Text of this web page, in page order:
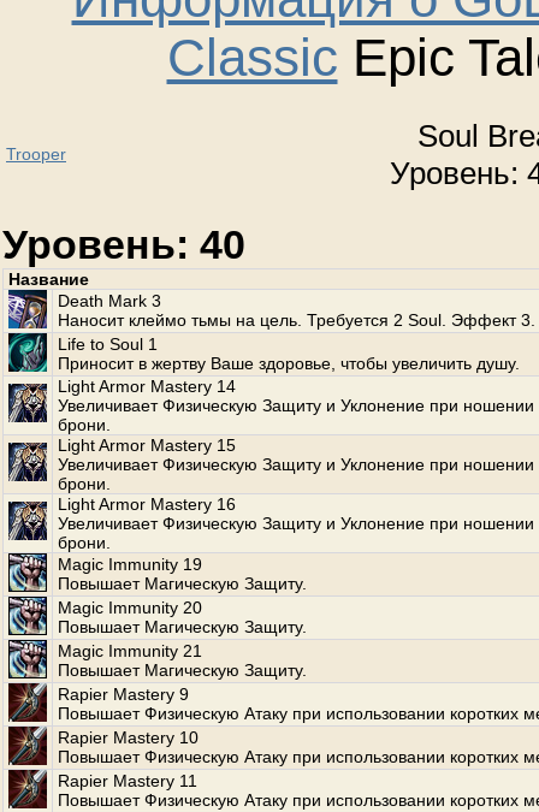
Classic Epic
Trooper
Soul
Уровень:
Уровень: 40
Название
Death Mark 3
Наносит клеймо тьмы на цель. Требуется 2 Soul. Эффект 3.
Life to Soul 1
Приносит в жертву Ваше здоровье, чтобы увеличить душу.
Light Armor Mastery 14
Увеличивает Физическую Защиту и Уклонение при ношении
брони.
Light Armor Mastery 15
Увеличивает Физическую Защиту и Уклонение при ношении
брони.
Light Armor Mastery 16
Увеличивает Физическую Защиту и Уклонение при ношении
брони.
Magic Immunity 19
Повышает Магическую Защиту.
Magic Immunity 20
Повышает Магическую Защиту.
Magic Immunity 21
Повышает Магическую Защиту.
Rapier Mastery 9
Повышает Физическую Атаку при использовании коротких
Rapier Mastery 10
Повышает Физическую Атаку при использовании коротких
Rapier Mastery 11
Повышает Физическую Атаку при использовании коротких